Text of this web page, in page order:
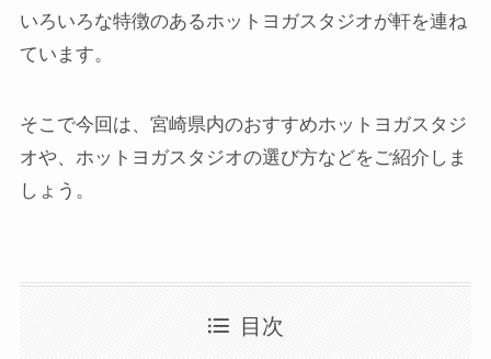
いろいろな特徴のあるホットヨガスタジオが軒を連ね
ています。
そこで今回は、宮崎県内のおすすめホットヨガスタジ
オや、ホットヨガスタジオの選び方などをご紹介しま
しょう。
目次